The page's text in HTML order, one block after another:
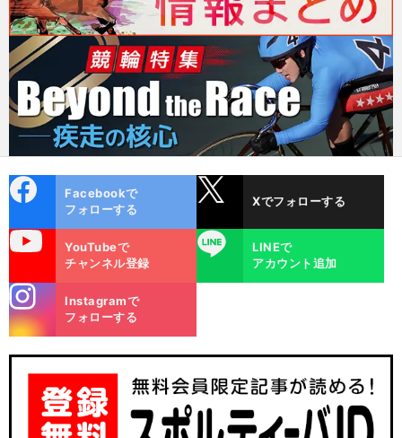
ok
Facebookで
フォローする
Xでフォローする
YouTubeで
チャンネル登録
LINE
LINEで
アカウント追加
m
Instagramで
フォローする